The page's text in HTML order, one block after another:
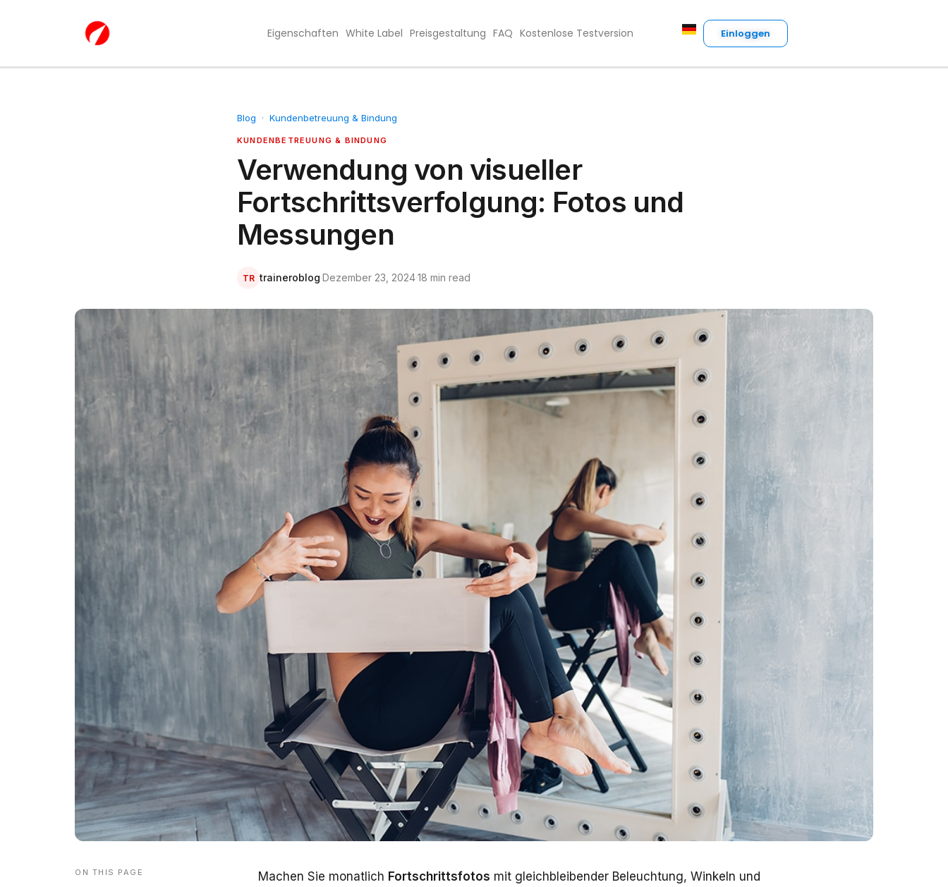
Eigenschaften White Label Preisgestaltung FAQ Kostenlose Testversion Einloggen
Blog · Kundenbetreuung & Bindung
KUNDENBETREUUNG & BINDUNG
Verwendung von visueller
Fortschrittsverfolgung: Fotos und
Messungen
TR traineroblog·Dezember 23, 2024·18 min read
ON THIS PAGE Machen Sie monatlich Fortschrittsfotos mit gleichbleibender Beleuchtung, Winkeln und